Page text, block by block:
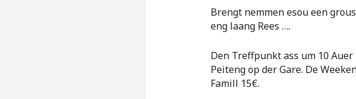
Brengt nemmen esou een
eng laang Rees ….
Den Treffpunkt ass um 10 Auer
Peiteng op der Gare. De
Famill 15€.